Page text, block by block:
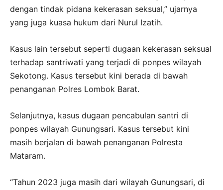
dengan tindak pidana kekerasan seksual,” ujarnya
yang juga kuasa hukum dari Nurul Izatih.
Kasus lain tersebut seperti dugaan kekerasan seksual
terhadap santriwati yang terjadi di ponpes wilayah
Sekotong. Kasus tersebut kini berada di bawah
penanganan Polres Lombok Barat.
Selanjutnya, kasus dugaan pencabulan santri di
ponpes wilayah Gunungsari. Kasus tersebut kini
masih berjalan di bawah penanganan Polresta
Mataram.
“Tahun 2023 juga masih dari wilayah Gunungsari, di